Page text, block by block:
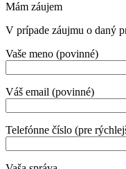
Mám záujem
V prípade záujmu o daný
Vaše meno (povinné)
Váš email (povinné)
Telefónne číslo (pre